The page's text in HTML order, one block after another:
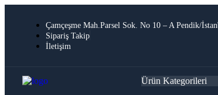
Çamçeşme Mah.Parsel Sok. No 10 – A Pendik/
Sipariş Takip
İletişim
Ürün Kategorileri